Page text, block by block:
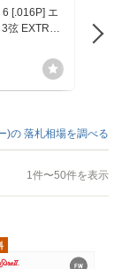
[.016P] エ
弦 EXTRA
)の 落札相場を調べる
1件〜50件を表示